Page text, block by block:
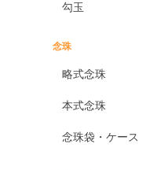
勾玉
念珠
略式念珠
本式念珠
念珠袋・ケース